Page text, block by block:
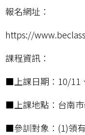
報名網址：
https://
課程資訊：
■上課日期：10/11
■上課地點：台南
■參訓對象：(1)領